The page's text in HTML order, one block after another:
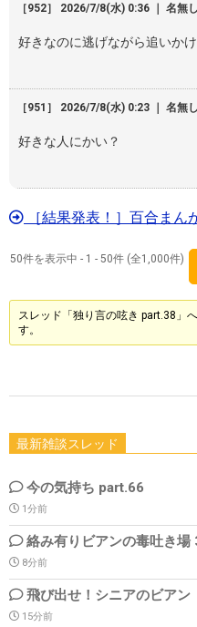
［952］ 2026/7/8(水) 0:36 ｜ 名無
好きなのに逃げながら追いか
［951］ 2026/7/8(水) 0:23 ｜ 名無
好きな人にかい？
［結果発表！］百合まん
50件を表示中 - 1 - 50件 (全1,000件)
スレッド「独り言の呟き part.38」
す。
最新雑談スレッド
今の気持ち part.66
1分前
絡み有りビアンの毒吐き場
8分前
飛び出せ！シニアのビアン
15分前